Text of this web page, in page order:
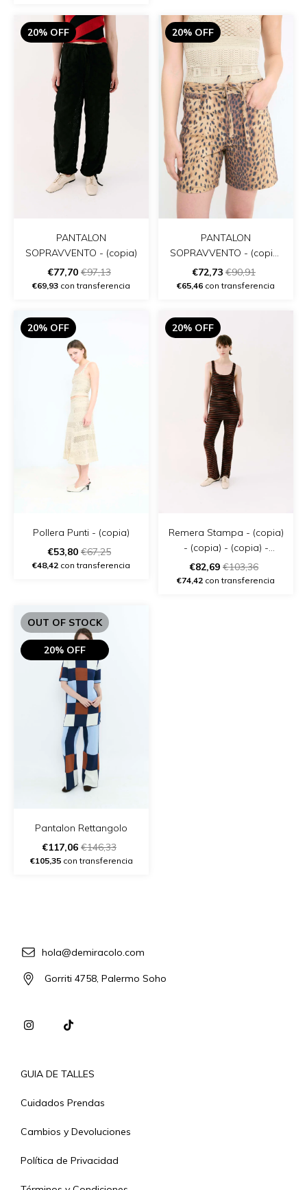
20% OFF
PANTALON
SOPRAVVENTO - (copia)
€77,70 €97,13
€69,93 con transferencia
20% OFF
PANTALON
SOPRAVVENTO - (copia)
- (copia) - (copia)
€72,73 €90,91
€65,46 con transferencia
20% OFF
Pollera Punti - (copia)
€53,80 €67,25
€48,42 con transferencia
20% OFF
Remera Stampa - (copia)
- (copia) - (copia) -
(copia) - (copia) - (copia)
- (copia)
€82,69 €103,36
€74,42 con transferencia
OUT OF STOCK
20% OFF
Pantalon Rettangolo
€117,06 €146,33
€105,35con transferencia
hola@demiracolo.com
Gorriti 4758, Palermo Soho
GUIA DE TALLES
Cuidados Prendas
Cambios y Devoluciones
Política de Privacidad